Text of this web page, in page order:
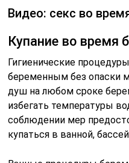
Видео: секс во
Купание во время
Гигиенические
беременным без опаски
душ на любом сроке
избегать температуры
соблюдении мер
купаться в ванной,